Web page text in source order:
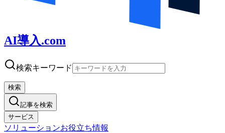
AI導入.com
検索キーワード
検索
記事を検索
サービス
ソリューションお役立ち情報